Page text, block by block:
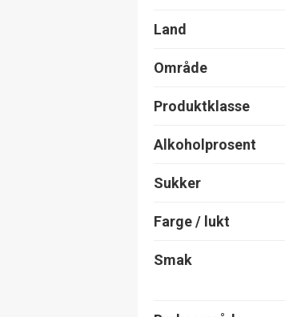
Land
Område
Produktklasse
Alkoholprosent
Sukker
Farge / lukt
Smak